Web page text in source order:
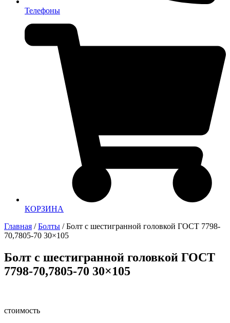
Телефоны
КОРЗИНА
Главная /Болты / Болт с шестигранной головкой ГОСТ 7798-
70,7805-70 30×105
Болт с шестигранной головкой ГОСТ
7798-70,7805-70 30×105
стоимость